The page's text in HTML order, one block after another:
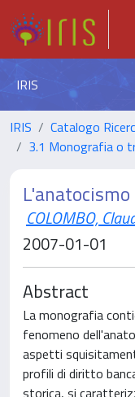
IRIS
IRIS Catalogo
3.1 Monografia o
L'anatocismo
COLOMBO,
2007-01-01
Abstract
La monografia
fenomeno
aspetti
profili di diritto
storica, si